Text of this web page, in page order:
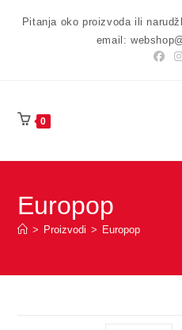
Pitanja oko proizvoda ili
email:
0
Europop
> Proizvodi > Europop